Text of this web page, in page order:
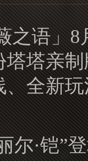
之语」
塔塔亲
全新
尔·铠”